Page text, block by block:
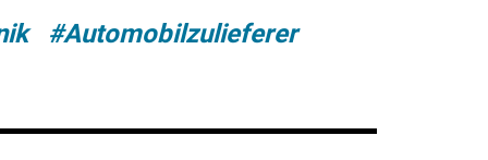
#Automobilzulieferer